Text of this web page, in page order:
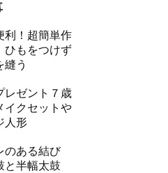
利！超簡単作
もをつけず
縫う
レゼント７歳
イクセットや
人形
のある結び
と半幅太鼓